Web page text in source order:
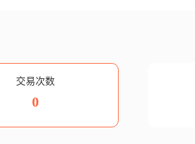
交易次数
0